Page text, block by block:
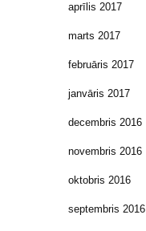
aprīlis 2017
marts 2017
februāris 2017
janvāris 2017
decembris 2016
novembris 2016
oktobris 2016
septembris 2016